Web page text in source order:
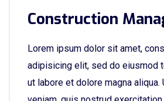
Construction
Lorem ipsum dolor sit amet,
adipisicing elit, sed do eiusmod
ut labore et dolore magna aliqua.